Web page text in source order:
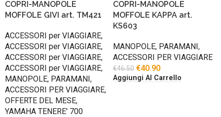
COPRI-MANOPOLE
MOFFOLE GIVI art. TM421
ACCESSORI per VIAGGIARE,
ACCESSORI per VIAGGIARE,
ACCESSORI per VIAGGIARE,
ACCESSORI per VIAGGIARE,
MANOPOLE, PARAMANI,
ACCESSORI PER VIAGGIARE,
OFFERTE DEL MESE,
YAMAHA TENERE' 700
COPRI-MANOPOLE
MOFFOLE KAPPA art.
KS603
MANOPOLE, PARAMANI,
ACCESSORI PER VIAGGIARE
€46.50 €40.90
Aggiungi Al Carrello